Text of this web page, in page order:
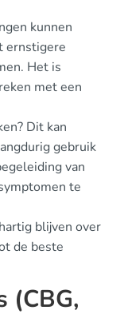
kunnen
ernstigere
Het is
met een
Dit kan
gebruik
van
te
blijven over
de beste
(CBG,